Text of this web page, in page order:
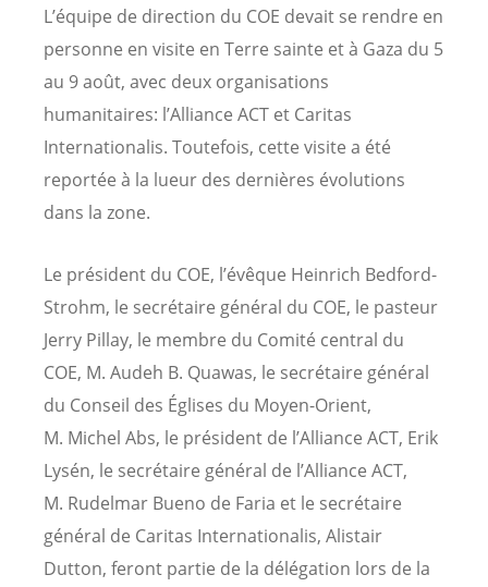
L’équipe de direction du COE devait se rendre en
personne en visite en Terre sainte et à Gaza du 5
au 9 août, avec deux organisations
humanitaires: l’Alliance ACT et Caritas
Internationalis. Toutefois, cette visite a été
reportée à la lueur des dernières évolutions
dans la zone.
Le président du COE, l’évêque Heinrich Bedford-
Strohm, le secrétaire général du COE, le pasteur
Jerry Pillay, le membre du Comité central du
COE, M. Audeh B. Quawas, le secrétaire général
du Conseil des Églises du Moyen-Orient,
M. Michel Abs, le président de l’Alliance ACT, Erik
Lysén, le secrétaire général de l’Alliance ACT,
M. Rudelmar Bueno de Faria et le secrétaire
général de Caritas Internationalis, Alistair
Dutton, feront partie de la délégation lors de la